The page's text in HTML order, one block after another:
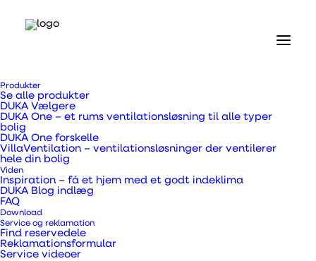
Produkter
Se alle produkter
DUKA Vælgere
DUKA One – et rums ventilationsløsning til alle typer
bolig
DUKA One forskelle
VillaVentilation – ventilationsløsninger der ventilerer
hele din bolig
Viden
Inspiration – få et hjem med et godt indeklima
DUKA Blog indlæg
FAQ
Download
Service og reklamation
Find reservedele
Reklamationsformular
Service videoer
Forside
Produkter
Ventilatorer og tilbehør
SmartFan TH
SmartFan TH